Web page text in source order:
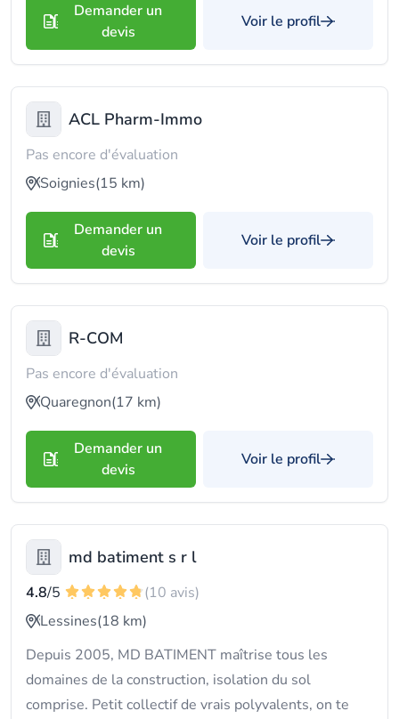
Demander un
devis
Voir le profil
ACL Pharm-Immo
Pas encore d'évaluation
Soignies(15 km)
Demander un
devis
Voir le profil
R-COM
Pas encore d'évaluation
Quaregnon(17 km)
Demander un
devis
Voir le profil
md batiment s r l
4.8/5
(10 avis)
Lessines(18 km)
Depuis 2005, MD BATIMENT maîtrise tous les
domaines de la construction, isolation du sol
comprise. Petit collectif de vrais polyvalents, on te